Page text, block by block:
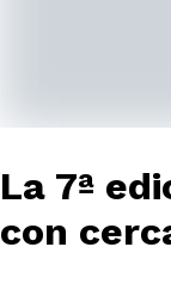
La 7ª
con